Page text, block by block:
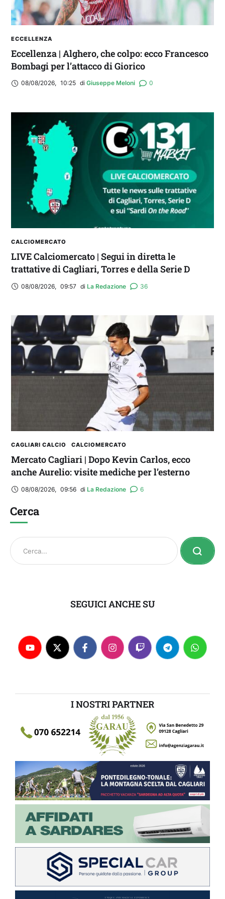
ECCELLENZA
Eccellenza | Alghero, che colpo: ecco Francesco
Bombagi per l’attacco di Giorico
08/08/2026, 10:25 di Giuseppe Meloni 0
CALCIOMERCATO
LIVE Calciomercato | Segui in diretta le
trattative di Cagliari, Torres e della Serie D
08/08/2026, 09:57 di La Redazione 36
CAGLIARI CALCIO CALCIOMERCATO
Mercato Cagliari | Dopo Kevin Carlos, ecco
anche Aurelio: visite mediche per l’esterno
08/08/2026, 09:56 di La Redazione 6
Cerca
SEGUICI ANCHE SU
I NOSTRI PARTNER